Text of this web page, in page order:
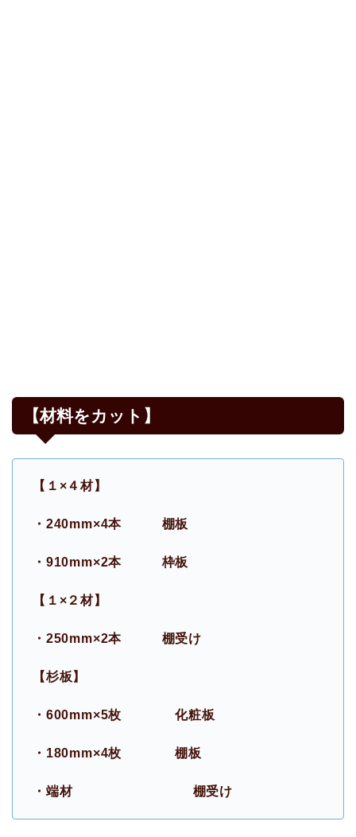
【材料をカット】
【１×４材】
・240mm×4本 棚板
・910mm×2本 枠板
【１×２材】
・250mm×2本 棚受け
【杉板】
・600mm×5枚 化粧板
・180mm×4枚 棚板
・端材 棚受け